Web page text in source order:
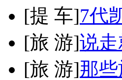
[提 车]7代
[旅 游]说
[旅 游]那